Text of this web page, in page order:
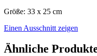
Größe: 33 x 25 cm
Einen Ausschnitt zeigen
Ähnliche